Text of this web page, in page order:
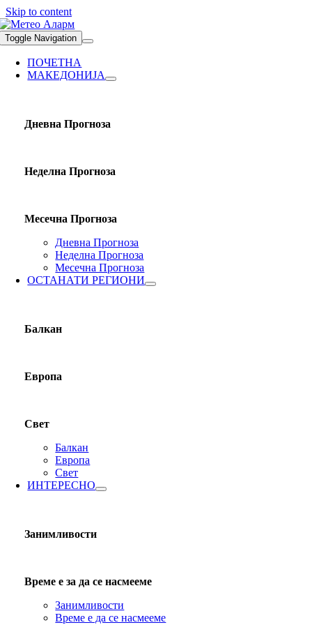
Skip to content
Toggle Navigation
ПОЧЕТНА
МАКЕДОНИЈА
Дневна Прогноза
Неделна Прогноза
Месечна Прогноза
Дневна Прогноза
Неделна Прогноза
Месечна Прогноза
ОСТАНАТИ РЕГИОНИ
Балкан
Европа
Свет
Балкан
Европа
Свет
ИНТЕРЕСНО
Занимливости
Време е за да се насмееме
Занимливости
Време е да се насмееме